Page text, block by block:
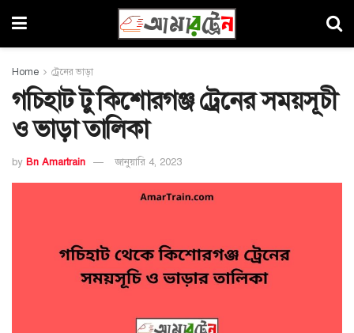
Home ট্রেনের ভাড়া
গচিহাট টু কিশোরগঞ্জ ট্রেনের সময়সূচী
ও ভাড়া তালিকা
by Bn Amartrain জানুয়ারি 4, 2023